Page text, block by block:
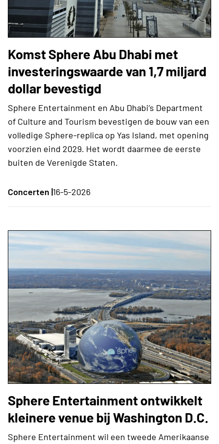
Komst Sphere Abu Dhabi met
investeringswaarde van 1,7 miljard
dollar bevestigd
Sphere Entertainment en Abu Dhabi’s Department
of Culture and Tourism bevestigen de bouw van een
volledige Sphere-replica op Yas Island, met opening
voorzien eind 2029. Het wordt daarmee de eerste
buiten de Verenigde Staten.
Concerten |16-5-2026
Sphere Entertainment ontwikkelt
kleinere venue bij Washington D.C.
Sphere Entertainment wil een tweede Amerikaanse